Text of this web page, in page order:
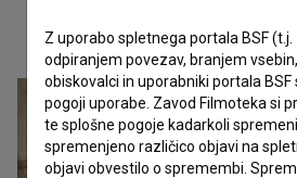
Oglejte
Z uporabo spletnega portala BSF
odpiranjem povezav, branjem
obiskovalci in uporabniki portala
pogoji uporabe. Zavod Filmoteka si
te splošne pogoje kadarkoli
spremenjeno različico objavi na
objavi obvestilo o spremembi.